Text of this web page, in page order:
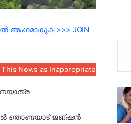
അംഗമാകുക >>> JOIN
News as Inappropriate
തൊണ്ടയാട് ജങ്ഷന്‍